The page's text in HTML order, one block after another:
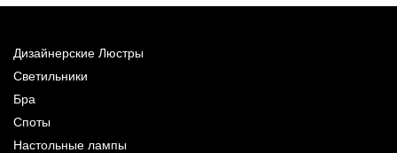
Дизайнерские Люстры
Светильники
Бра
Споты
Настольные лампы